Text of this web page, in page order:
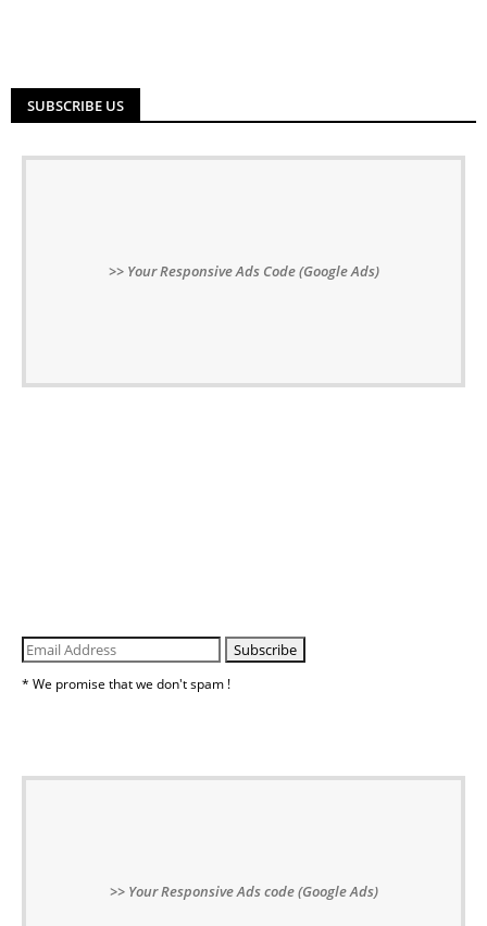
SUBSCRIBE US
Your Responsive Ads Code (Google Ads)
* We promise that we don't spam !
Your Responsive Ads code (Google Ads)